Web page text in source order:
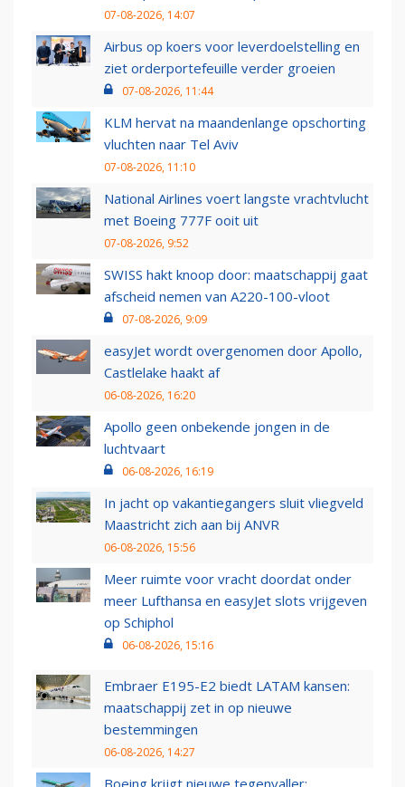
07-08-2026, 14:07
Airbus op koers voor leverdoelstelling en
ziet orderportefeuille verder groeien
07-08-2026, 11:44
KLM hervat na maandenlange opschorting
vluchten naar Tel Aviv
07-08-2026, 11:10
National Airlines voert langste vrachtvlucht
met Boeing 777F ooit uit
07-08-2026, 9:52
SWISS hakt knoop door: maatschappij gaat
afscheid nemen van A220-100-vloot
07-08-2026, 9:09
easyJet wordt overgenomen door Apollo,
Castlelake haakt af
06-08-2026, 16:20
Apollo geen onbekende jongen in de
luchtvaart
06-08-2026, 16:19
In jacht op vakantiegangers sluit vliegveld
Maastricht zich aan bij ANVR
06-08-2026, 15:56
Meer ruimte voor vracht doordat onder
meer Lufthansa en easyJet slots vrijgeven
op Schiphol
06-08-2026, 15:16
Embraer E195-E2 biedt LATAM kansen:
maatschappij zet in op nieuwe
bestemmingen
06-08-2026, 14:27